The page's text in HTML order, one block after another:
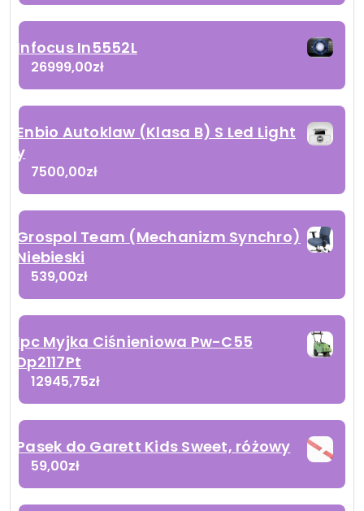
Infocus In5552L
26999,00zł
Enbio Autoklaw (Klasa B) S Led Light
y
7500,00zł
Grospol Team (Mechanizm Synchro)
Niebieski
539,00zł
Ipc Myjka Ciśnieniowa Pw-C55
Dp2117Pt
12945,75zł
Pasek do Garett Kids Sweet, różowy
59,00zł